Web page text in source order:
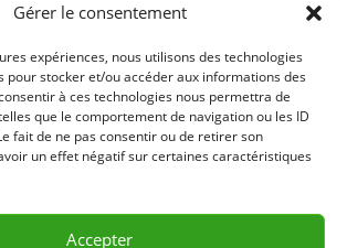
Gérer le consentement
expériences, nous utilisons des technologies
pour stocker et/ou accéder aux informations des
à ces technologies nous permettra de
que le comportement de navigation ou les ID
fait de ne pas consentir ou de retirer son
un effet négatif sur certaines caractéristiques
Accepter
150.00$ – Semaine
375.00$ – Mois
– Fin de Semaine
consommables en sus
LLL641-1 – R23-01